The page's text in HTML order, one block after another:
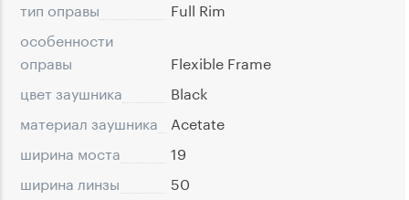
тип оправы
Full Rim
особенности
оправы
Flexible Frame
цвет заушника
Black
материал заушника
Acetate
ширина моста
19
ширина линзы
50